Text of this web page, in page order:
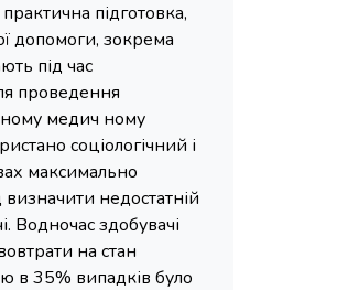
підготовка,
допомоги, зокрема
під час
проведення
медич ному
соціологічний і
максимально
недостатній
Водночас здобувачі
на стан
в 35% випадків було